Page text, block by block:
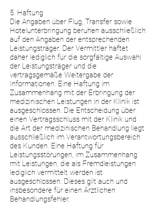
5. Haftung
Die Angaben über Flug, Transfer sowie
Hotelunterbringung beruhen ausschließlich
auf den Angaben der entsprechenden
Leistungsträger. Der Vermittler haftet
daher lediglich für die sorgfältige Auswahl
der Leistungsträger und die
vertragsgemäße Weitergabe der
Informationen. Eine Haftung im
Zusammenhang mit der Erbringung der
medizinischen Leistungen in der Klinik ist
ausgeschlossen. Die Entscheidung über
einen Vertragsschluss mit der Klinik und
die Art der medizinischen Behandlung liegt
ausschließlich im Verantwortungsbereich
des Kunden. Eine Haftung für
Leistungsstörungen, im Zusammenhang
mit Leistungen, die als Fremdleistungen
lediglich vermittelt werden ist
ausgeschlossen. Dieses gilt auch und
insbesondere für einen Ärztlichen
Behandlungsfehler.